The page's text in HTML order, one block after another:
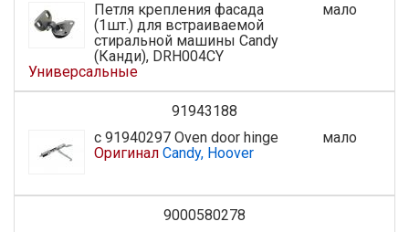
Петля крепления фасада
(1шт.) для встраиваемой
стиральной машины Candy
(Канди), DRH004CY
Универсальные
мало
91943188
c 91940297 Oven door hinge
Оригинал Candy, Hoover
мало
9000580278